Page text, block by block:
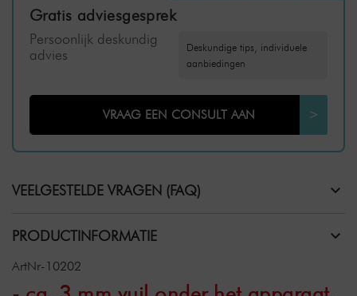
Gratis adviesgesprek
Deskundige tips, individuele
aanbiedingen
Persoonlijk deskundig
advies
VRAAG EEN CONSULT AAN >
VEELGESTELDE VRAGEN (FAQ)
PRODUCTINFORMATIE
ArtNr-10202